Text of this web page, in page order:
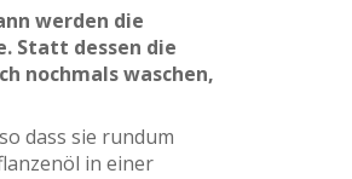
werden die
Statt dessen die
nochmals waschen,
dass sie rundum
in einer